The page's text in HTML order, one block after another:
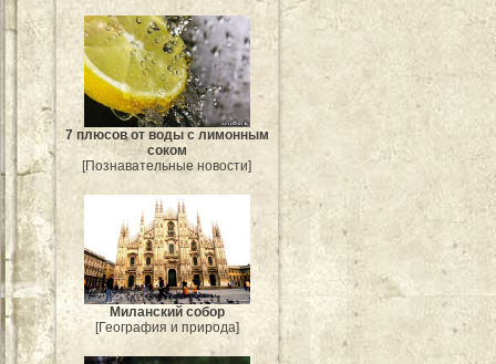
7 плюсов от воды с лимонным
соком
[Познавательные новости]
Миланский собор
[География и природа]